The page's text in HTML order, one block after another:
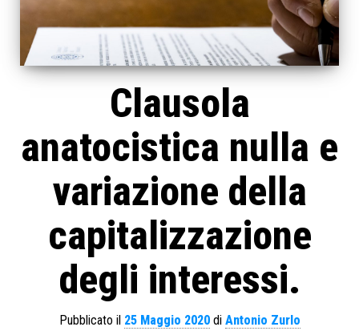
Clausola
anatocistica nulla e
variazione della
capitalizzazione
degli interessi.
Pubblicato il 25 Maggio 2020di Antonio Zurlo